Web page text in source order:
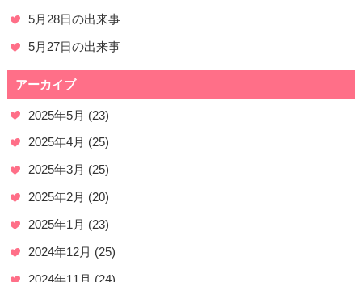
5月28日の出来事
5月27日の出来事
アーカイブ
2025年5月 (23)
2025年4月 (25)
2025年3月 (25)
2025年2月 (20)
2025年1月 (23)
2024年12月 (25)
2024年11月 (24)